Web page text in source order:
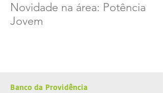
Novidade na área: Potência
Jovem
Banco da Providência